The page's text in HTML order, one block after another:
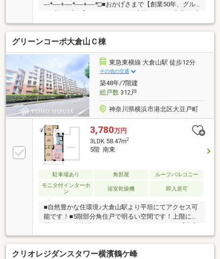
---*----+----*----+----*□■おかげさまで【創業50年、グル
謝してこれからも楽しく素敵なお家探しをお約束しま
す。お家探しを始めてみようと思われたらまずは、お
気軽に東宝ハウス新横浜に相談してみませんか？何も
決まっていなくて大丈夫！まずはお客様の夢をお聞か
せください！「行って良かったね」と思っていただけ
るように、スタッフ一同【夢に人に住まいに本気で
す！】お客様のお問合せをお待ちしております☆
グリーンコーポ大倉山Ｃ棟
東急東横線 大倉山駅 徒歩12分
その他の交通
築48年/7階建
総戸数312戸
神奈川県横浜市港北区大豆戸町
3,780万円
3LDK 58.47m2
5階 南東
駐車場あり 角部屋
ルーフバルコニー
モニタ付インターホ
ン
浴室乾燥機 即入居可
■自然豊かな住環境♪大倉山駅より平坦にてアクセス可
能です！■5階部分角住戸で明るい空間です！上階に部
ハウス溝の口】■Google口コミ評価点4.9点！ お陰様
で《1000件Over》の口コミ数！ 多くのお客様にお喜
び頂いております！■グループ創業50年／全国9位の実
クリオレジダンスタワー横濱鶴ケ峰